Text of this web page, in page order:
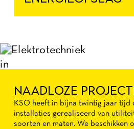
NAADLOZE
KSO heeft in bijna twintig jaar tijd
installaties gerealiseerd van
soorten en maten. We beschikken